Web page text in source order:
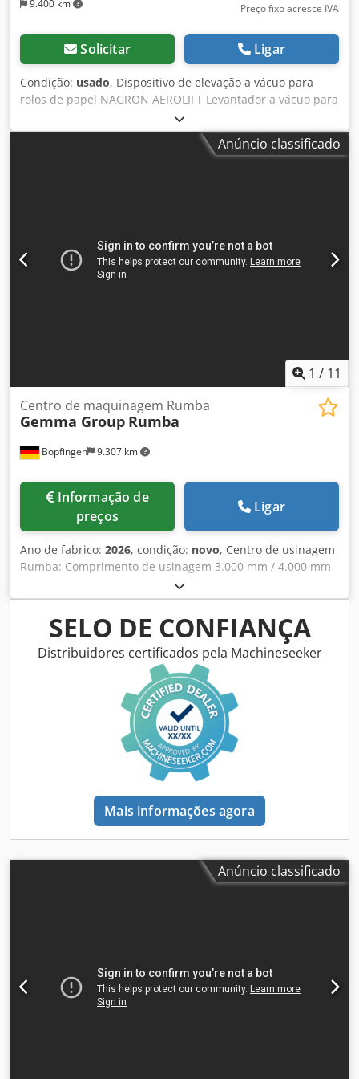
9.400 km
Preço fixo acresce IVA
Solicitar Ligar
Condição: usado, Dispositivo de elevação a vácuo para
rolos de papel NAGRON AEROLIFT Levantador a vácuo para
a indústria do papel Woudenberg Holland tipo R96-20 N.º
9745 Ano de fabrico 1999 Capacidade de carga 2000 kg
Mandril de centragem Ø 90 mm Diâmetro exterior da
vácuo Potência do motor 2x 2,2 kW Ligação à rede eléctrica
400 Volt, 50 Hz - 2 compressores de vácuo Rietschle, tipo
VCE 100 Dimensões Ø x H 1600 x 2250 mm Altura com
Anúncio classificado
1 / 11
Bopfingen 9.307 km
Centro de maquinagem Rumba
Gemma Group Rumba
preços
Ligar
Ano de fabrico: 2026, condição: novo, Centro de usinagem
Rumba: Comprimento de usinagem 3.000 mm / 4.000 mm
Centro de usinagem CNC com fuso vertical, adequado para
o processamento de perfis extrudados de alumínio, metais
leves, PVC e aço em 3 lados. Mesa de trabalho inclinável
controlada: -90°/0°/+90° com ângulos intermediários. A
máquina está equipada com um eletrofuso de 4kW, 18.000
rpm, controlado por inversor e troca rápida de
ferramentas (trocador automático de ferramentas) com
cone ISO30. Interpolação dos eixos X, Y, Z e W, controlados
por comando numérico. Motores brushless para
posicionamento dos eixos X, Y, Z e W. Completa com 4
grampos pneumáticos duplos, correção do diâmetro da
ferramenta por software. Movimentação dos eixos em
guias lineares. Batente de perfil à esquerda. Monitor
colorido de 10,4" (tela sensível ao toque com interface
gráfica simplificada baseada em Windows, Teamviewer
para manutenção remota, software específico HICAM 2 /
de programas). Dkedpfxehywz Se Amrsr Possibilidade para
usinagem de peças longas. Equipamento padrão: -
para coleta de cavacos - Bico de ar Dados técnicos: Curso
do eixo X: 3.000 mm / 4.000 mm Curso do eixo Y: 400 mm
Curso do eixo Z: 300 mm Avanço rápido (X,Y,Z): 50 m/min
SELO DE CONFIANÇA
Distribuidores certificados pela Machineseeker
Mais informações agora
Anúncio classificado